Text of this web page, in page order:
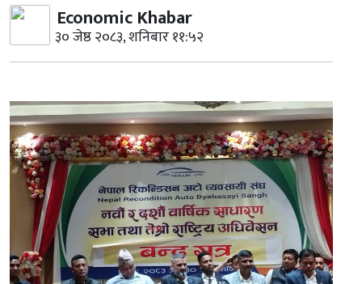
Economic Khabar
३० जेष्ठ २०८३, शनिबार ११:५२